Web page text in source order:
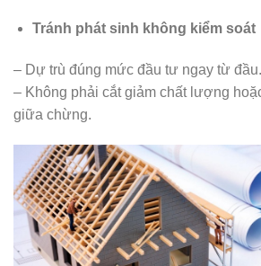
Tránh phát sinh không kiểm soát
– Dự trù đúng mức đầu tư ngay từ đầu.
– Không phải cắt giảm chất lượng
giữa chừng.